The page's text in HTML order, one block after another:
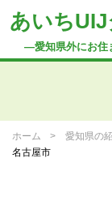
あいち
―愛知県外にお住
ホーム 愛知県の
名古屋市